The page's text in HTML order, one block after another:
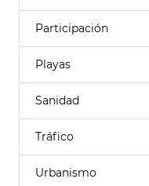
Participación
Playas
Sanidad
Tráfico
Urbanismo